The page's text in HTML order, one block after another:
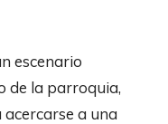
escenario
de la parroquia,
a una